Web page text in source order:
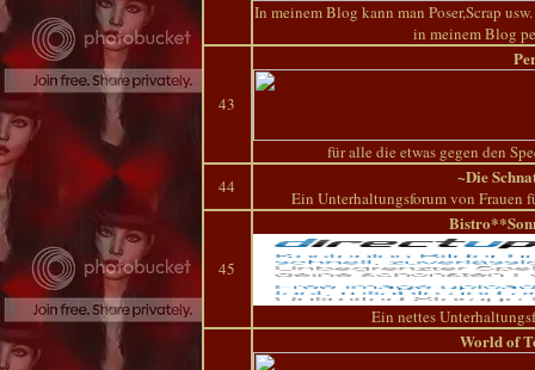
In meinem Blog kann man Poser,Scrap
in meinem Blog
43
für alle die etwas gegen den
44
~Die
Ein Unterhaltungsforum von Frauen
45
Ein nettes
World of